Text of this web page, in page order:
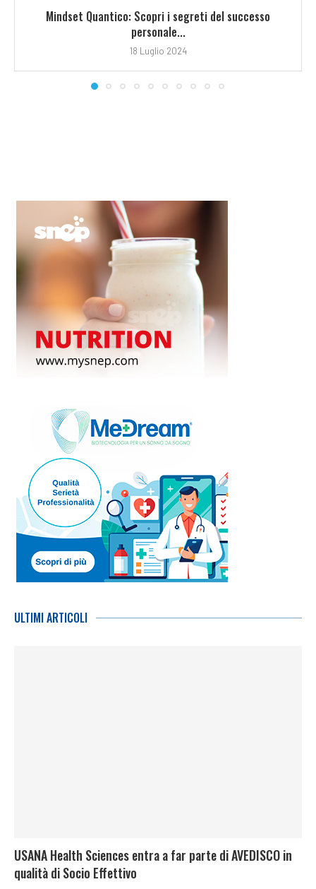
Mindset Quantico: Scopri i segreti del successo
personale...
18 Luglio 2024
ULTIMI ARTICOLI
USANA Health Sciences entra a far parte di AVEDISCO in
qualità di Socio Effettivo